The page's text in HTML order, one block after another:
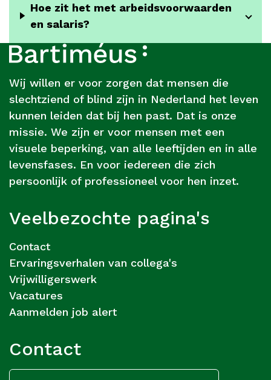
Hoe zit het met arbeidsvoorwaarden
en salaris?
Footer
Over
Bartiméus
Wij willen er voor zorgen dat mensen die
slechtziend of blind zijn in Nederland het leven
kunnen leiden dat bij hen past. Dat is onze
missie. We zijn er voor mensen met een
visuele beperking, van alle leeftijden en in alle
levensfases. En voor iedereen die zich
persoonlijk of professioneel voor hen inzet.
Veelbezochte pagina's
Contact
Ervaringsverhalen van collega's
Vrijwilligerswerk
Vacatures
Aanmelden job alert
Contact